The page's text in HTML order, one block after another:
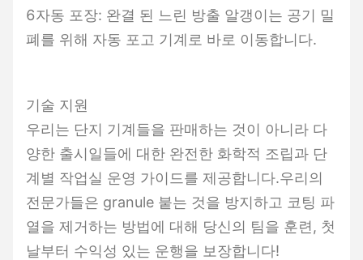
6자동 포장: 완결 된 느린 방출 알갱이는 공기 밀
폐를 위해 자동 포고 기계로 바로 이동합니다.
기술 지원
우리는 단지 기계들을 판매하는 것이 아니라 다
양한 출시일들에 대한 완전한 화학적 조립과 단
계별 작업실 운영 가이드를 제공합니다.우리의
전문가들은 granule 붙는 것을 방지하고 코팅 파
열을 제거하는 방법에 대해 당신의 팀을 훈련, 첫
날부터 수익성 있는 운행을 보장합니다!